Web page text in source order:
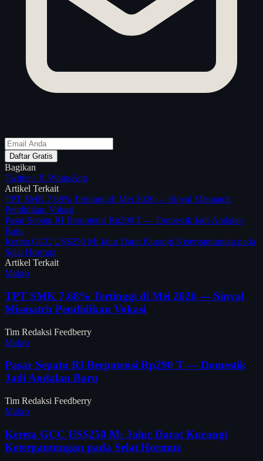
Daftar Gratis
Bagikan
Twitter / X WhatsApp
Artikel Terkait
TPT SMK 7,68% Tertinggi di Mei 2026 — Sinyal Mismatch
Pendidikan Vokasi
Pasar Sepatu RI Berpotensi Rp290 T — Domestik Jadi Andalan
Baru
Kereta GCC US$250 M: Jalur Darat Kurangi Ketergantungan pada
Selat Hormuz
Artikel Terkait
Makro
TPT SMK 7,68% Tertinggi di Mei 2026 — Sinyal
Mismatch Pendidikan Vokasi
Tim Redaksi Feedberry
Makro
Pasar Sepatu RI Berpotensi Rp290 T — Domestik
Jadi Andalan Baru
Tim Redaksi Feedberry
Makro
Kereta GCC US$250 M: Jalur Darat Kurangi
Ketergantungan pada Selat Hormuz